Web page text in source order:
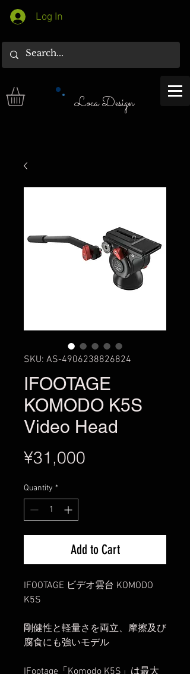
Log In
Loca Design
SKU: AS-4906238826824
IFOOTAGE
KOMODO K5S
Video Head
¥31,000
Quantity *
Add to Cart
IFOOTAGE ビデオ雲台 KOMODO
K5S
剛健性と軽量さを両立、摩擦及び
腐食にも強いモデル
IFootage「Komodo K5S」は最大